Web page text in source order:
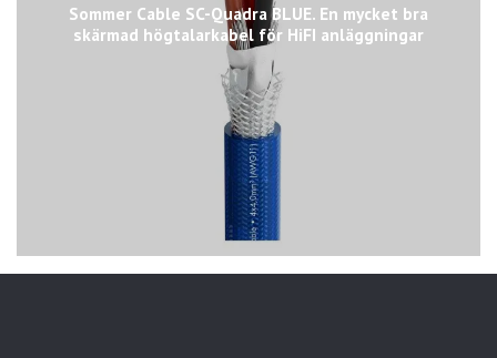
Sommer Cable SC-Quadra BLUE. En mycket bra
skärmad högtalarkabel för HiFI anläggningar